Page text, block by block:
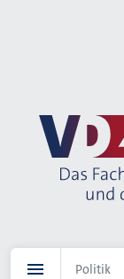
Politik